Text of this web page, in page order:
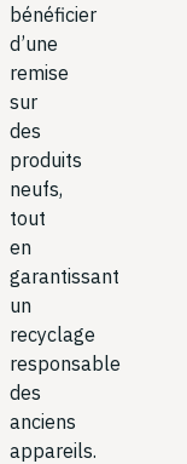
bénéficier
d’une
remise
sur
des
produits
neufs,
tout
en
garantissant
un
recyclage
responsable
des
anciens
appareils.